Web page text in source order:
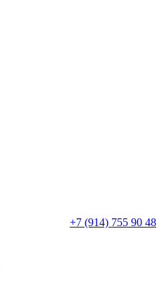
+7 (914) 755 90 48